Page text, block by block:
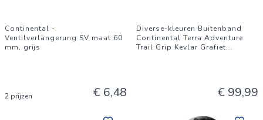
Continental -
Ventilverlängerung SV maat 60
mm, grijs
2 prijzen € 6,48
Diverse-kleuren Buitenband
Continental Terra Adventure
Trail Grip Kevlar Grafiet...
€ 99,99